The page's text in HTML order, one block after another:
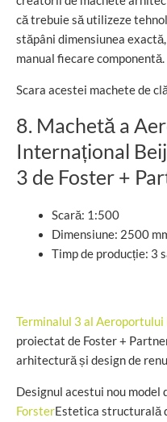
că trebuie să utilizeze
stăpâni dimensiunea
manual fiecare componentă.
Scara acestei machete de
8. Machetă a
Internațional
3 de Foster +
Scară: 1:500
Dimensiune: 2500
Timp de producție: 3
Terminalul 3 al
proiectat de Foster +
arhitectură și design de
Designul acestui nou
ForsterEstetica structurală